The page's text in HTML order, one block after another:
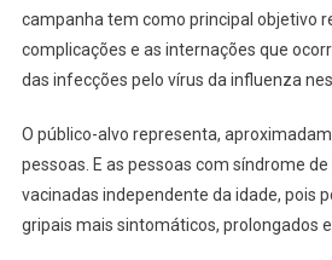
campanha tem como principal objetivo
complicações e as internações que
das infecções pelo vírus da influenza
O público-alvo representa,
pessoas. E as pessoas com síndrome
vacinadas independente da idade, pois
gripais mais sintomáticos, prolongados